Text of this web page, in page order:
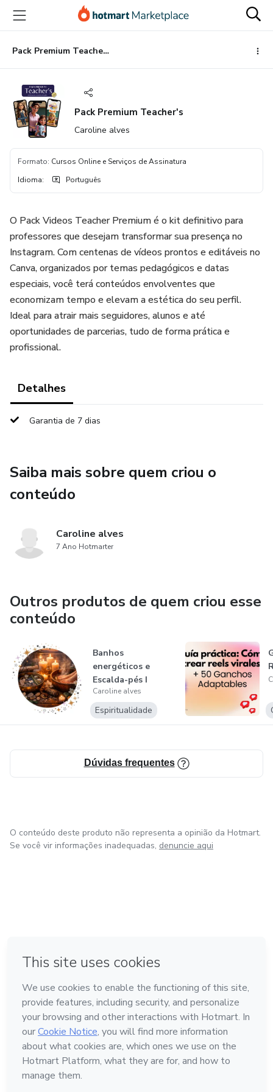
para
conteúdo
principal
para
pagamento
para
rodapé
Pack Premium Teacher's
Pack Premium Teacher's
Caroline alves
Formato: Cursos Online e Serviços de Assinatura
Idioma: Português
O Pack Videos Teacher Premium é o kit definitivo para
professores que desejam transformar sua presença no
Instagram. Com centenas de vídeos prontos e editáveis no
Canva, organizados por temas pedagógicos e datas
especiais, você terá conteúdos envolventes que
economizam tempo e elevam a estética do seu perfil.
Ideal para atrair mais seguidores, alunos e até
oportunidades de parcerias, tudo de forma prática e
profissional.
Detalhes
Garantia de 7 dias
Saiba mais sobre quem criou o
conteúdo
Caroline alves
7 Ano Hotmarter
Outros produtos de quem criou esse
conteúdo
Banhos
energéticos e
Escalda-pés I
Caroline alves
Espiritualidade
Dúvidas frequentes
O conteúdo deste produto não representa a opinião da Hotmart.
Se você vir informações inadequadas, denuncie aqui
Feito com ❤ em Bogotá
Conheça a Hotmart
Idioma
Português